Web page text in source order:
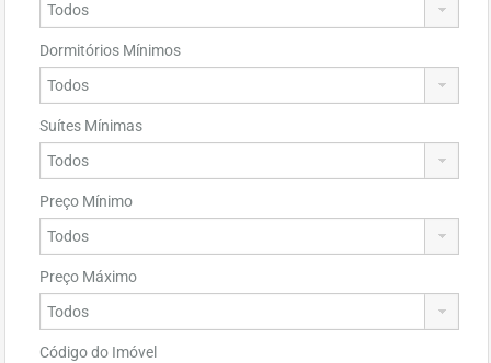
Dormitórios Mínimos
Suítes Mínimas
Preço Mínimo
Preço Máximo
Código do Imóvel